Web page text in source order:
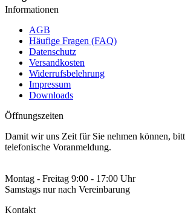
Informationen
AGB
Häufige Fragen (FAQ)
Datenschutz
Versandkosten
Widerrufsbelehrung
Impressum
Downloads
Öffnungszeiten
Damit wir uns Zeit für Sie nehmen können,
telefonische Voranmeldung.
Montag - Freitag 9:00 - 17:00 Uhr
Samstags nur nach Vereinbarung
Kontakt